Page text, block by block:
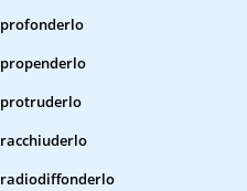
profonderlo
propenderlo
protruderlo
racchiuderlo
radiodiffonderlo